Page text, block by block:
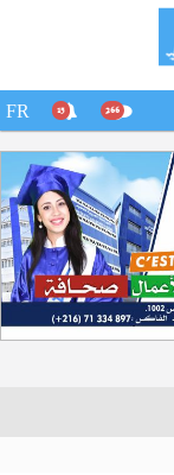
266
15
FR